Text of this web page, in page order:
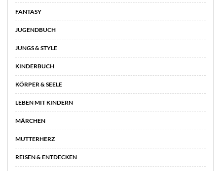
FANTASY
JUGENDBUCH
JUNGS & STYLE
KINDERBUCH
KÖRPER & SEELE
LEBEN MIT KINDERN
MÄRCHEN
MUTTERHERZ
REISEN & ENTDECKEN